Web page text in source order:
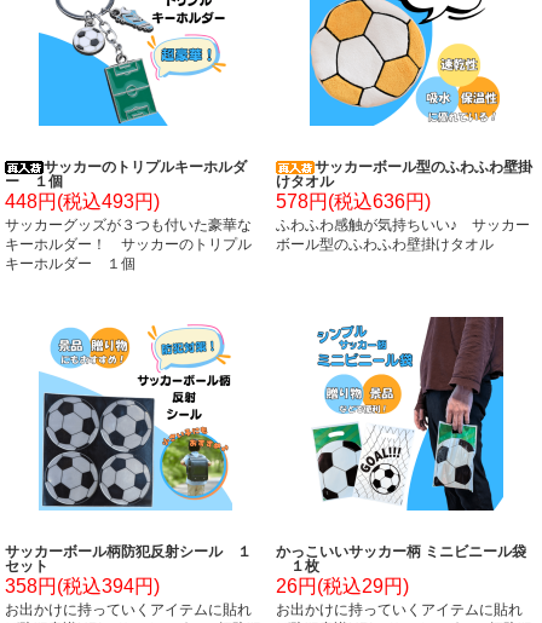
サッカーのトリプルキーホルダ
ー １個
448円(税込493円)
サッカーグッズが３つも付いた豪華な
キーホルダー！ サッカーのトリプル
キーホルダー １個
サッカーボール型のふわふわ壁掛
けタオル
578円(税込636円)
ふわふわ感触が気持ちいい♪ サッカー
ボール型のふわふわ壁掛けタオル
サッカーボール柄防犯反射シール １
セット
358円(税込394円)
お出かけに持っていくアイテムに貼れ
かっこいいサッカー柄 ミニビニール袋
１枚
26円(税込29円)
お出かけに持っていくアイテムに貼れ